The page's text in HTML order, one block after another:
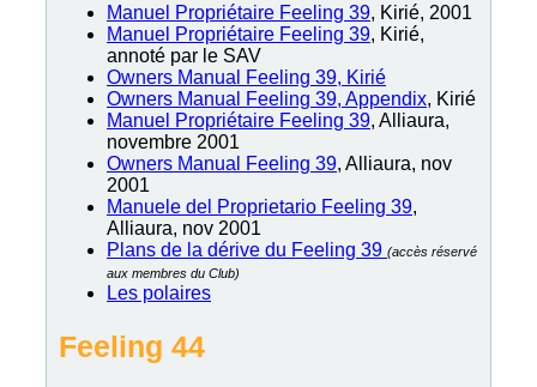
Manuel Propriétaire Feeling 39, Kirié, 2001
Manuel Propriétaire Feeling 39, Kirié,
annoté par le SAV
Owners Manual Feeling 39, Kirié
Owners Manual Feeling 39, Appendix, Kirié
Manuel Propriétaire Feeling 39, Alliaura,
novembre 2001
Owners Manual Feeling 39, Alliaura, nov
2001
Manuele del Proprietario Feeling 39,
Alliaura, nov 2001
Plans de la dérive du Feeling 39 (accès réservé
aux membres du Club)
Les polaires
Feeling 44